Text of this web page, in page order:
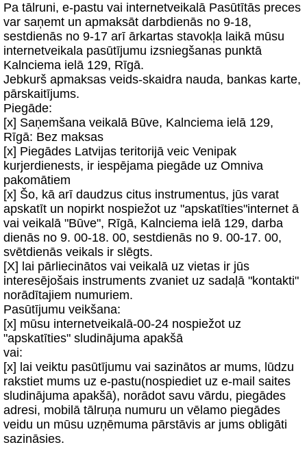
Pa tālruni, e-pastu vai internetveikalā Pasūtītās preces
var saņemt un apmaksāt darbdienās no 9-18,
sestdienās no 9-17 arī ārkartas stavokļa laikā mūsu
internetveikala pasūtījumu izsniegšanas punktā
Kalnciema ielā 129, Rīgā.
Jebkurš apmaksas veids-skaidra nauda, bankas karte,
pārskaitījums.
Piegāde:
[x] Saņemšana veikalā Būve, Kalnciema ielā 129,
Rīgā: Bez maksas
[x] Piegādes Latvijas teritorijā veic Venipak
kurjerdienests, ir iespējama piegāde uz Omniva
pakomātiem
[x] Šo, kā arī daudzus citus instrumentus, jūs varat
apskatīt un nopirkt nospiežot uz "apskatīties"internet ā
vai veikalā "Būve", Rīgā, Kalnciema ielā 129, darba
dienās no 9. 00-18. 00, sestdienās no 9. 00-17. 00,
svētdienās veikals ir slēgts.
[X] lai pārliecinātos vai veikalā uz vietas ir jūs
interesējošais instruments zvaniet uz sadaļā "kontakti"
norādītajiem numuriem.
Pasūtījumu veikšana:
[x] mūsu internetveikalā-00-24 nospiežot uz
"apskatīties" sludinājuma apakšā
vai:
[x] lai veiktu pasūtījumu vai sazinātos ar mums, lūdzu
rakstiet mums uz e-pastu(nospiediet uz e-mail saites
sludinājuma apakšā), norādot savu vārdu, piegādes
adresi, mobilā tālruņa numuru un vēlamo piegādes
veidu un mūsu uzņēmuma pārstāvis ar jums obligāti
sazināsies.